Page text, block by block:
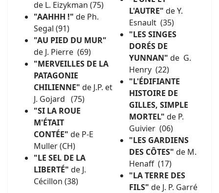
de L. Eizykman (75)
"AAHHH !" de Ph.
Segal (91)
"AU PIED DU MUR"
de J. Pierre (69)
"MERVEILLES DE LA
PATAGONIE
CHILIENNE" de J.P. et
J. Gojard (75)
"SI LA ROUE
M'ÉTAIT
CONTÉE" de P-E
Muller (CH)
"LE SEL DE LA
LIBERTÉ" de J.
Cécillon (38)
L'AUTRE" de Y.
Esnault (35)
"LES SINGES
DORÉS DE
YUNNAN" de G.
Henry (22)
"L'ÉDIFIANTE
HISTOIRE DE
GILLES, SIMPLE
MORTEL" de P.
Guivier (06)
"LES GARDIENS
DES CÔTES" de M.
Henaff (17)
"LA TERRE DES
FILS" de J. P. Garré